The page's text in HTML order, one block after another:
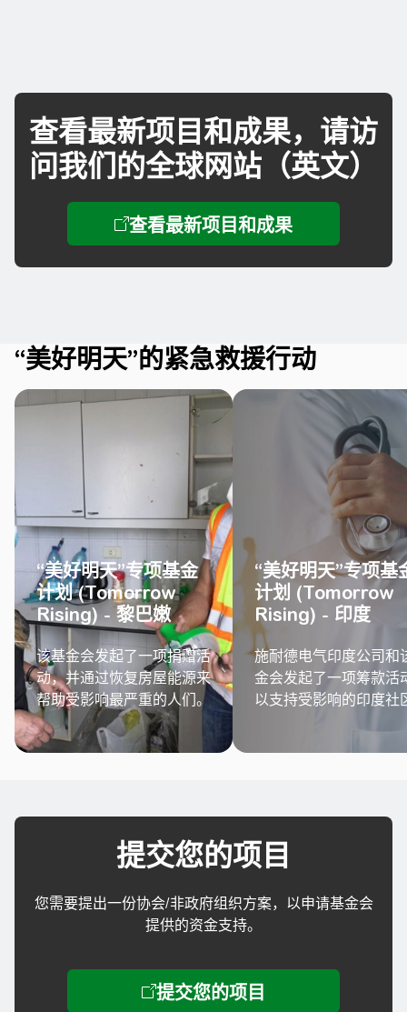
查看最新项目和成果，请访
问我们的全球网站（英文）
“美好明天”的紧急救援行动
“美好明天”专项基金
计划 (Tomorrow
Rising) - 黎巴嫩
该基金会发起了一项捐赠活
动，并通过恢复房屋能源来
帮助受影响最严重的人们。
“美好明天”专项基
计划 (Tomorrow
Rising) - 印度
施耐德电气印度公司和
金会发起了一项筹款活
以支持受影响的印度社
提交您的项目
您需要提出一份协会/非政府组织方案，以申请基金会
提供的资金支持。